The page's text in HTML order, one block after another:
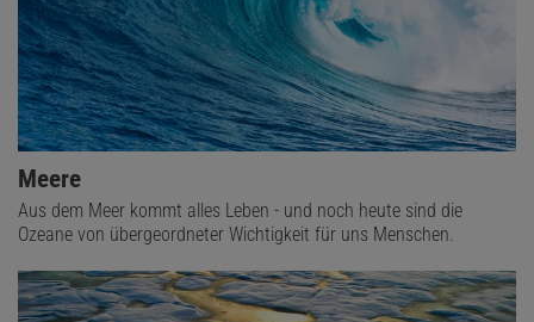
Meere
Aus dem Meer kommt alles Leben - und noch heute sind die
Ozeane von übergeordneter Wichtigkeit für uns Menschen.